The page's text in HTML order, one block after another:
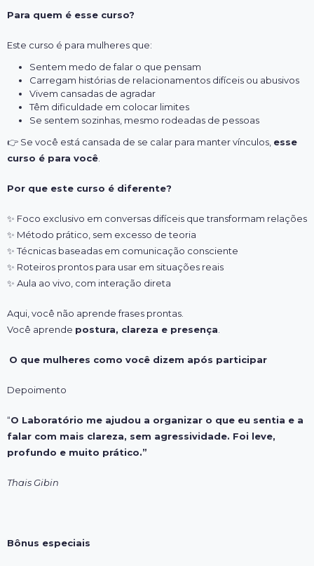
Para quem é esse curso?
Este curso é para mulheres que:
Sentem medo de falar o que pensam
Carregam histórias de relacionamentos difíceis ou abusivos
Vivem cansadas de agradar
Têm dificuldade em colocar limites
Se sentem sozinhas, mesmo rodeadas de pessoas
👉 Se você está cansada de se calar para manter vínculos, esse
curso é para você.
Por que este curso é diferente?
✨ Foco exclusivo em conversas difíceis que transformam relações
✨ Método prático, sem excesso de teoria
✨Técnicas baseadas em comunicação consciente
✨ Roteiros prontos para usar em situações reais
✨ Aula ao vivo, com interação direta
Aqui, você não aprende frases prontas.
Você aprende postura, clareza e presença.
O que mulheres como você dizem após participar
Depoimento
“O Laboratório me ajudou a organizar o que eu sentia e a
falar com mais clareza, sem agressividade. Foi leve,
profundo e muito prático.”
Thais Gibin
Bônus especiais